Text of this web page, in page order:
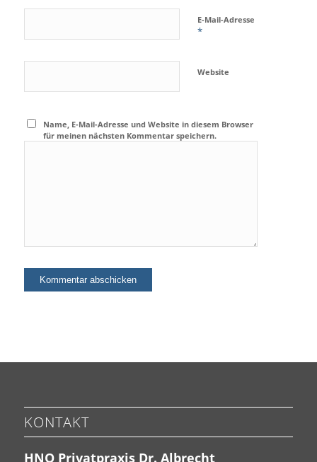
E-Mail-Adresse
*
Website
Name, E-Mail-Adresse und Website in diesem Browser
für meinen nächsten Kommentar speichern.
KONTAKT
HNO Privatpraxis Dr. Albrecht